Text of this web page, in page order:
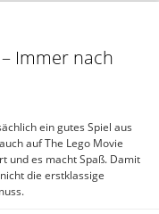
Immer nach
ein gutes Spiel aus
auf The Lego Movie
und es macht Spaß. Damit
die erstklassige